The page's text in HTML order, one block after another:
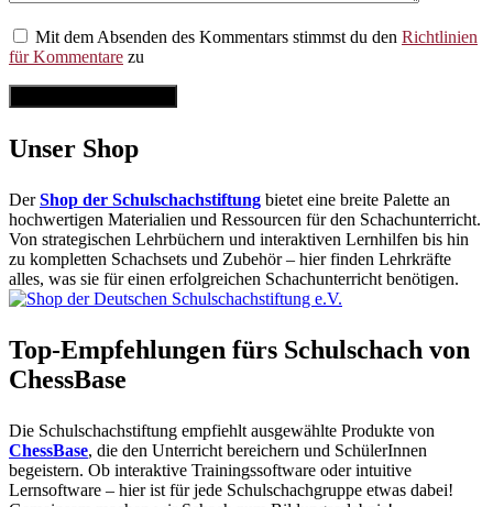
Mit dem Absenden des Kommentars stimmst du den Richtlinien
für Kommentare zu
Unser Shop
DerShop der Schulschachstiftung bietet eine breite Palette an
hochwertigen Materialien und Ressourcen für den Schachunterricht.
Von strategischen Lehrbüchern und interaktiven Lernhilfen bis hin
zu kompletten Schachsets und Zubehör – hier finden Lehrkräfte
alles, was sie für einen erfolgreichen Schachunterricht benötigen.
Top-Empfehlungen fürs Schulschach von
ChessBase
Die Schulschachstiftung empfiehlt ausgewählte Produkte von
ChessBase, die den Unterricht bereichern und SchülerInnen
begeistern. Ob interaktive Trainingssoftware oder intuitive
Lernsoftware – hier ist für jede Schulschachgruppe etwas dabei!